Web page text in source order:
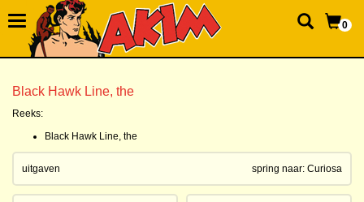
0
Black Hawk Line, the
Reeks:
Black Hawk Line, the
spring naar: Curiosa
uitgaven